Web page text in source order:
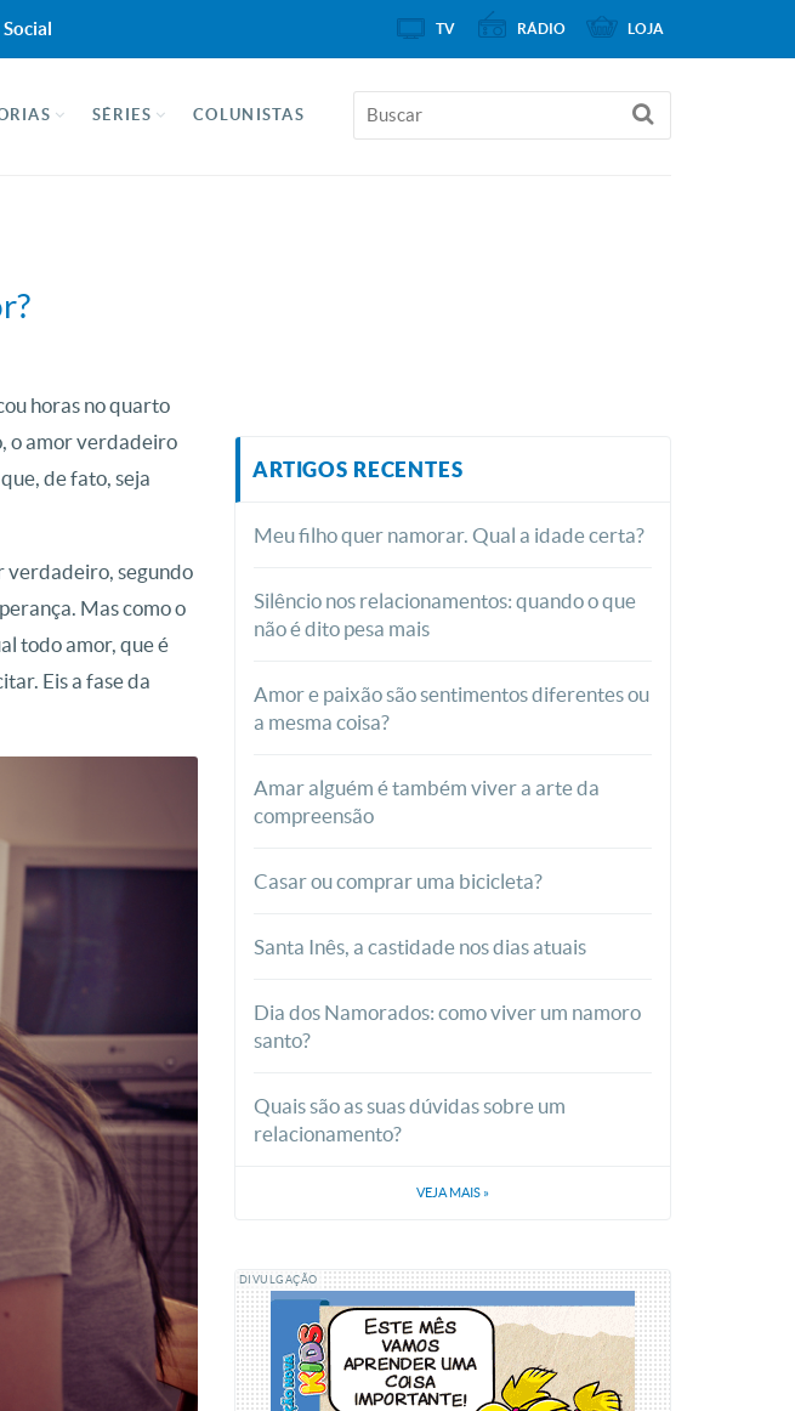
SÉRIES COLUNISTAS
horas no quarto
o amor verdadeiro
de fato, seja
verdadeiro, segundo
Mas como o
todo amor, que é
Eis a fase da
ARTIGOS RECENTES
Meu filho quer namorar. Qual a idade certa?
Silêncio nos relacionamentos: quando o que
não é dito pesa mais
Amor e paixão são sentimentos diferentes ou
a mesma coisa?
Amar alguém é também viver a arte da
compreensão
Casar ou comprar uma bicicleta?
Santa Inês, a castidade nos dias atuais
Dia dos Namorados: como viver um namoro
santo?
Quais são as suas dúvidas sobre um
relacionamento?
VEJA MAIS »
DIVULGAÇÃO
Social TV RÁDIO LOJA